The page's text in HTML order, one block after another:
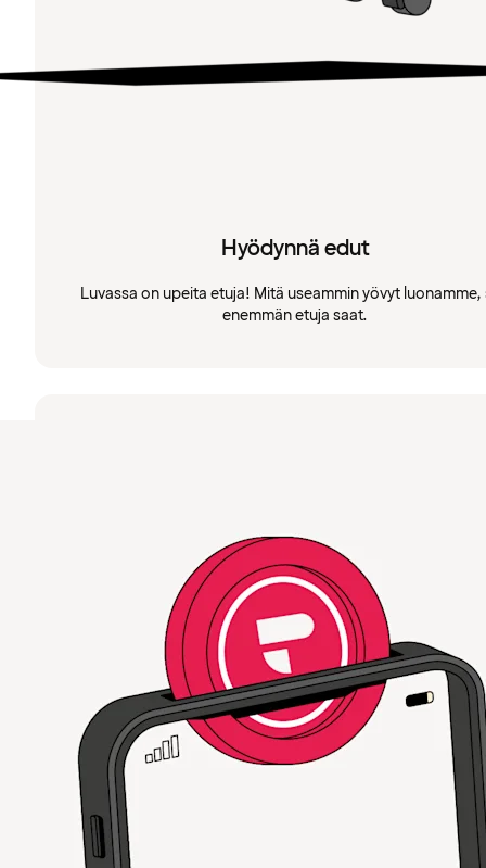
Hyödynnä edut
Luvassa on upeita etuja! Mitä useammin yövyt luonamme,
enemmän etuja saat.